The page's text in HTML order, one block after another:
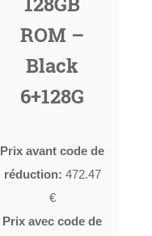
ROM –
Black
6+128G
Prix avant code de
réduction: 472.47
€
Prix avec code de